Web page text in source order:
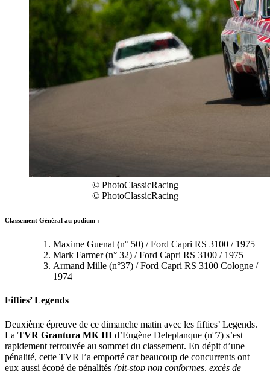
© PhotoClassicRacing
© PhotoClassicRacing
Classement Général au podium :
Maxime Guenat (n° 50) / Ford Capri RS 3100 / 1975
Mark Farmer (n° 32) / Ford Capri RS 3100 / 1975
Armand Mille (n°37) / Ford Capri RS 3100 Cologne /
1974
Fifties’ Legends
Deuxième épreuve de ce dimanche matin avec les fifties’ Legends.
La TVR Grantura MK III d’Eugène Deleplanque (n°7) s’est
rapidement retrouvée au sommet du classement. En dépit d’une
pénalité, cette TVR l’a emporté car beaucoup de concurrents ont
eux aussi écopé de pénalités (pit-stop non conformes, excès de